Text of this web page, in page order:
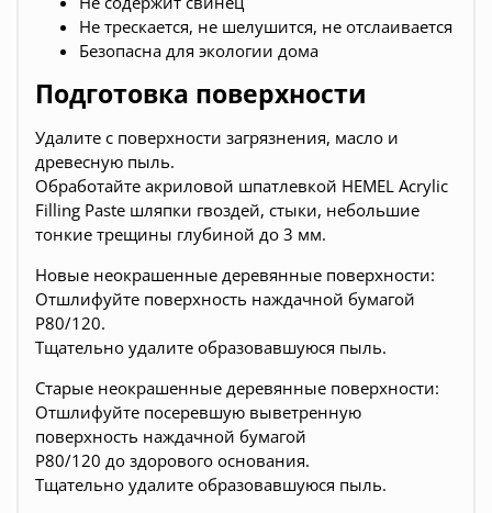
Не трескается, не шелушится, не отслаивается
Безопасна для экологии дома
Подготовка поверхности
Удалите с поверхности загрязнения, масло и
древесную пыль.
Обработайте акриловой шпатлевкой HEMEL Acrylic
Filling Paste шляпки гвоздей, стыки, небольшие
тонкие трещины глубиной до 3 мм.
Новые неокрашенные деревянные поверхности:
Отшлифуйте поверхность наждачной бумагой
Р80/120.
Тщательно удалите образовавшуюся пыль.
Старые неокрашенные деревянные поверхности:
Отшлифуйте посеревшую выветренную
поверхность наждачной бумагой
Р80/120 до здорового основания.
Тщательно удалите образовавшуюся пыль.